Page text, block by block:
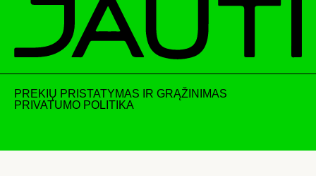
PREKIŲ PRISTATYMAS IR GRĄŽINIMAS
PRIVATUMO POLITIKA